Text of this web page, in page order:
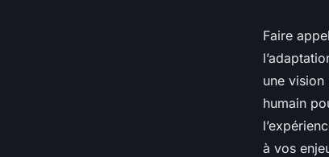
5 raisons de
cabinet de
Faire
une
humain
à vos